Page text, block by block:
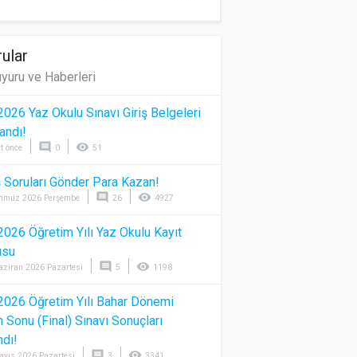
ve Haberleri
Yaz Okulu Sınavı Giriş Belgeleri
önce comment 0 visibility 51
Soruları Gönder Para Kazan!
2026 Perşembe comment 26 visibility 4927
Öğretim Yılı Yaz Okulu Kayıt
2026 Pazartesi comment 5 visibility 1198
Öğretim Yılı Bahar Dönemi
Sonu (Final) Sınavı Sonuçları